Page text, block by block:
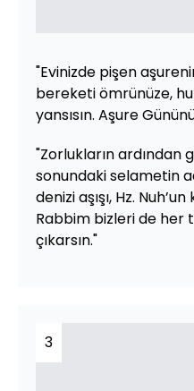
"Evinizde pişen
bereketi ömrünüze,
yansısın. Aşure
"Zorlukların ardından
sonundaki selametin
denizi aşışı, Hz.
Rabbim bizleri de her
çıkarsın."
3